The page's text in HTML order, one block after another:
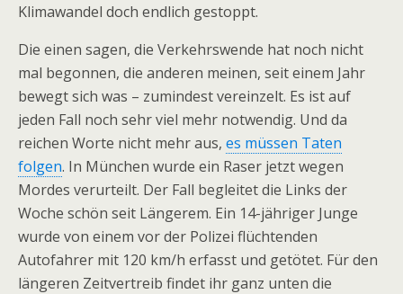
Klimawandel doch endlich gestoppt.
Die einen sagen, die Verkehrswende hat noch nicht
mal begonnen, die anderen meinen, seit einem Jahr
bewegt sich was – zumindest vereinzelt. Es ist auf
jeden Fall noch sehr viel mehr notwendig. Und da
reichen Worte nicht mehr aus, es müssen Taten
folgen. In München wurde ein Raser jetzt wegen
Mordes verurteilt. Der Fall begleitet die Links der
Woche schön seit Längerem. Ein 14-jähriger Junge
wurde von einem vor der Polizei flüchtenden
Autofahrer mit 120 km/h erfasst und getötet. Für den
längeren Zeitvertreib findet ihr ganz unten die